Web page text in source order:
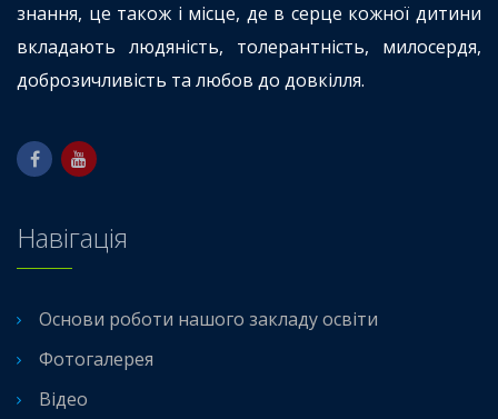
знання, це також і місце, де в серце кожної дитини
вкладають людяність, толерантність, милосердя,
доброзичливість та любов до довкілля.
Навігація
Основи роботи нашого закладу освіти
Фотогалерея
Відео